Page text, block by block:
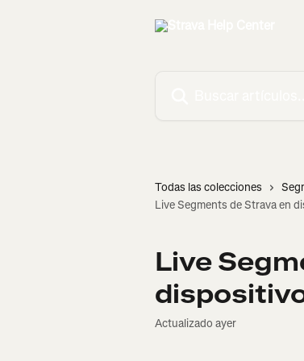
Todas las colecciones
Live Segments de Strava en
Live
Actualizado ayer